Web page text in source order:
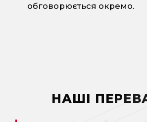
обговорюється окремо.
НАШІ